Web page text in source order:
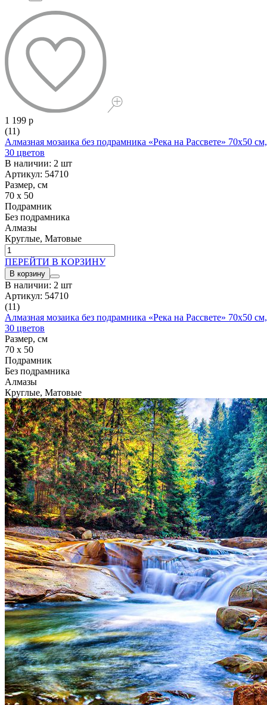
1 199 р
(11)
Алмазная мозаика без подрамника «Река на Рассвете» 70x50 см,
30 цветов
В наличии: 2 шт
Артикул: 54710
Размер, см
70 x 50
Подрамник
Без подрамника
Алмазы
Круглые, Матовые
ПЕРЕЙТИ В КОРЗИНУ
В корзину
В наличии: 2 шт
Артикул: 54710
(11)
Алмазная мозаика без подрамника «Река на Рассвете» 70x50 см,
30 цветов
Размер, см
70 x 50
Подрамник
Без подрамника
Алмазы
Круглые, Матовые